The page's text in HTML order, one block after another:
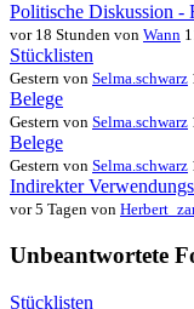
Politische Diskussion -
vor 18 Stunden von Wann
Stücklisten
Gestern von Selma.schwarz
Belege
Gestern von Selma.schwarz
Belege
Gestern von Selma.schwarz
Indirekter
vor 5 Tagen von
Unbeantwortete
Stücklisten